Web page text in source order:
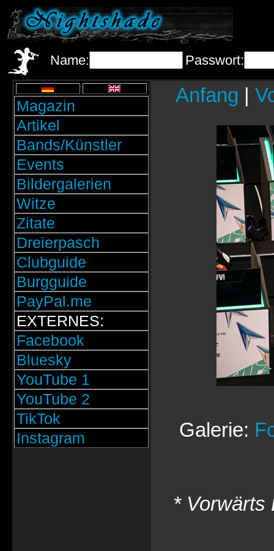
Name: Passwort:
Magazin
Artikel
Bands/Künstler
Events
Bildergalerien
Witze
Zitate
Dreierpasch
Clubguide
Burgguide
PayPal.me
EXTERNES:
Facebook
Bluesky
YouTube 1
YouTube 2
TikTok
Instagram
Anfang |
Galerie:
* Vorwärts